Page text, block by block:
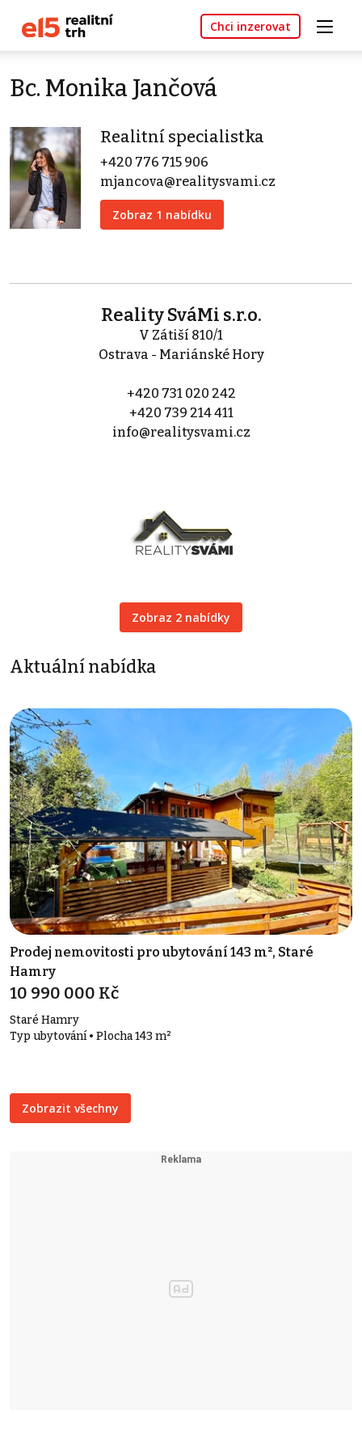
Chci inzerovat
Bc. Monika Jančová
Realitní specialistka
+420 776 715 906
mjancova@realitysvami.cz
Zobraz 1 nabídku
Reality SváMi s.r.o.
V Zátiší 810/1
Ostrava - Mariánské Hory
+420 731 020 242
+420 739 214 411
info@realitysvami.cz
Zobraz 2 nabídky
Aktuální nabídka
Prodej nemovitosti pro ubytování 143 m², Staré
Hamry
10 990 000 Kč
Staré Hamry
Typ ubytování • Plocha 143 m²
Zobrazit všechny